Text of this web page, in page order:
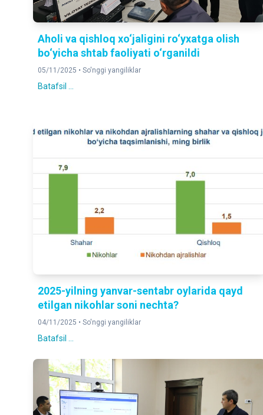
Aholi va qishloq xo‘jaligini ro‘yxatga olish
bo‘yicha shtab faoliyati o‘rganildi
05/11/2025 • So'nggi yangiliklar
Batafsil ...
2025-yilning yanvar-sentabr oylarida qayd
etilgan nikohlar soni nechta?
04/11/2025 • So'nggi yangiliklar
Batafsil ...